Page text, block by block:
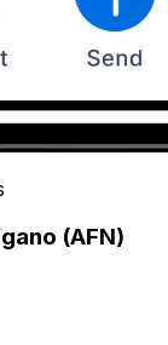
(AFN)